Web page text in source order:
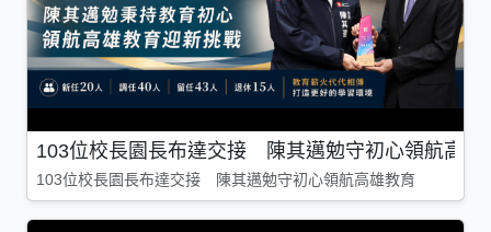
103位校長園長布達交接 陳其邁勉守初心領航高雄
103位校長園長布達交接 陳其邁勉守初心領航高雄教育